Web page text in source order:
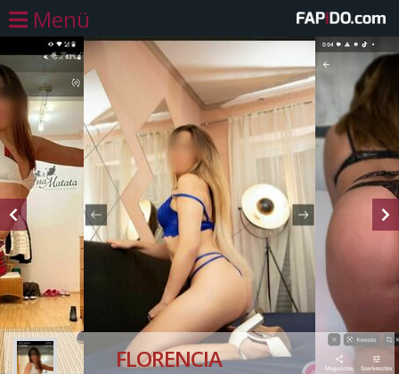
Menü
FLORENCIA